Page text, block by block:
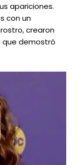
apariciones.
con un
crearon
que demostró